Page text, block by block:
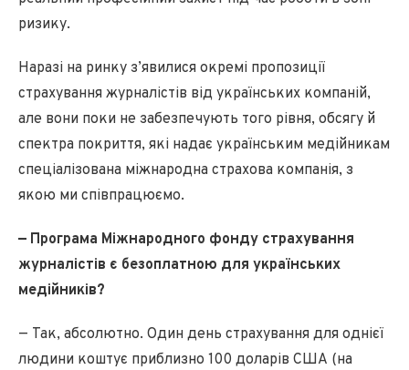
ризику.
Наразі на ринку з’явилися окремі пропозиції
страхування журналістів від українських компаній,
але вони поки не забезпечують того рівня, обсягу й
спектра покриття, які надає українським медійникам
спеціалізована міжнародна страхова компанія, з
якою ми співпрацюємо.
— Програма Міжнародного фонду страхування
журналістів є безоплатною для українських
медійників?
— Так, абсолютно. Один день страхування для однієї
людини коштує приблизно 100 доларів США (на